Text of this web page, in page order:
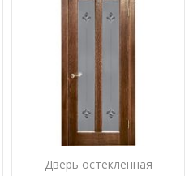
Дверь остекленная